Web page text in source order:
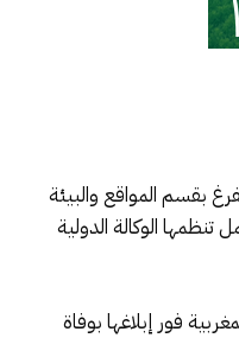
بقسم المواقع والبيئة
2019، وذلك خلال مشاركته في ورشة عمل تنظمها الوكالة الدولية
فور إبلاغها بوفاة